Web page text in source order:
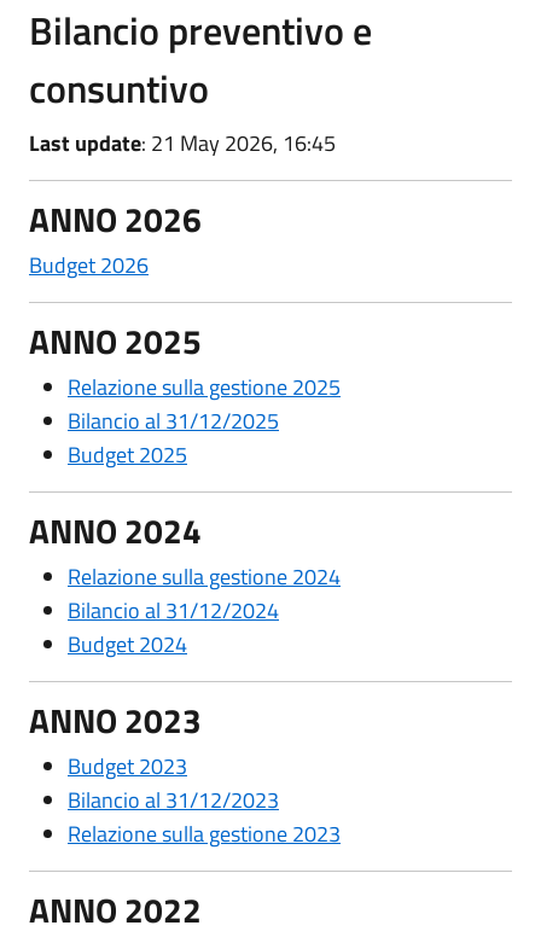
Bilancio preventivo e
consuntivo
Last update: 21 May 2026, 16:45
ANNO 2026
Budget 2026
ANNO 2025
Relazione sulla gestione 2025
Bilancio al 31/12/2025
Budget 2025
ANNO 2024
Relazione sulla gestione 2024
Bilancio al 31/12/2024
Budget 2024
ANNO 2023
Budget 2023
Bilancio al 31/12/2023
Relazione sulla gestione 2023
ANNO 2022